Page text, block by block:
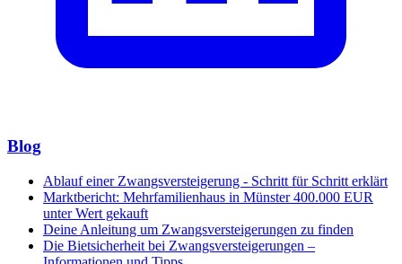
Blog
Ablauf einer Zwangsversteigerung - Schritt für Schritt erklärt
Marktbericht: Mehrfamilienhaus in Münster 400.000 EUR
unter Wert gekauft
Deine Anleitung um Zwangsversteigerungen zu finden
Die Bietsicherheit bei Zwangsversteigerungen –